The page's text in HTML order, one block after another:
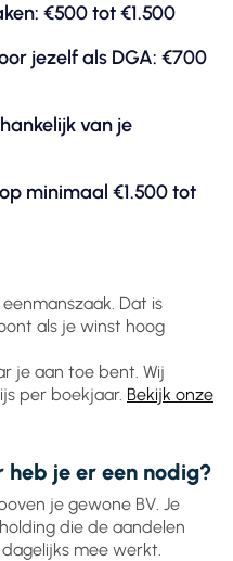
€500 tot €1.500
jezelf als DGA: €700
van je
minimaal €1.500 tot
Dat is
als je winst hoog
je aan toe bent. Wij
per boekjaar. Bekijk onze
heb je er een nodig?
je gewone BV. Je
die de aandelen
mee werkt.